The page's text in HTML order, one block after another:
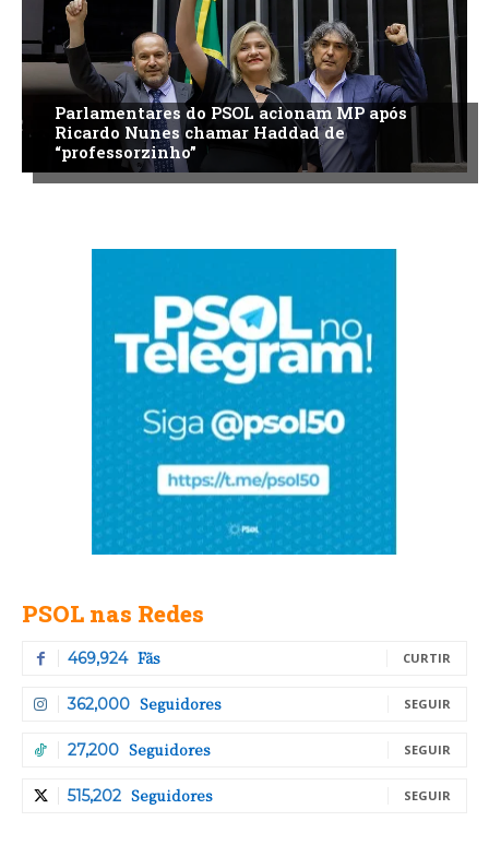
Parlamentares do PSOL acionam MP após
Ricardo Nunes chamar Haddad de
“professorzinho”
PSOL nas Redes
469,924 Fãs CURTIR
362,000 Seguidores SEGUIR
27,200 Seguidores SEGUIR
515,202 Seguidores SEGUIR